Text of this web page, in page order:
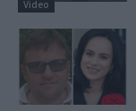
Video